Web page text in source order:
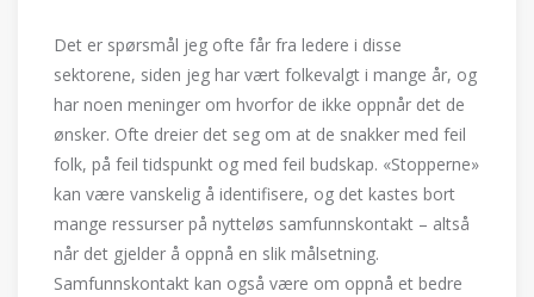
Det er spørsmål jeg ofte får fra ledere i disse
sektorene, siden jeg har vært folkevalgt i mange år, og
har noen meninger om hvorfor de ikke oppnår det de
ønsker. Ofte dreier det seg om at de snakker med feil
folk, på feil tidspunkt og med feil budskap. «Stopperne»
kan være vanskelig å identifisere, og det kastes bort
mange ressurser på nytteløs samfunnskontakt – altså
når det gjelder å oppnå en slik målsetning.
Samfunnskontakt kan også være om oppnå et bedre